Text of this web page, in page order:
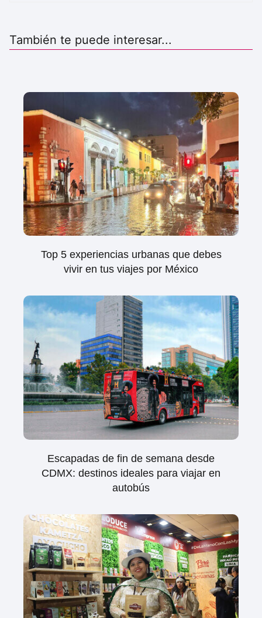
También te puede interesar...
Top 5 experiencias urbanas que debes
vivir en tus viajes por México
Escapadas de fin de semana desde
CDMX: destinos ideales para viajar en
autobús